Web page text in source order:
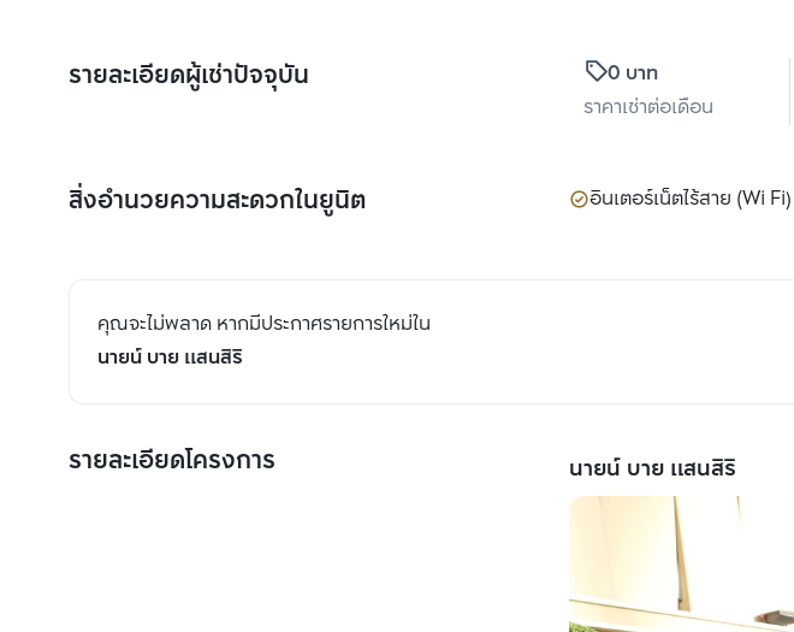
รายละเอียดผู้เช่าปัจจุบัน
0 บาท
ราคาเช่าต่อเดือน
สิ่งอำนวยความสะดวกในยูนิต อินเตอร์เน็ตไร้สาย (Wi Fi)
คุณจะไม่พลาด หากมีประกาศรายการใหม่ใน
นายน์ บาย แสนสิริ
รายละเอียดโครงการ นายน์ บาย แสนสิริ